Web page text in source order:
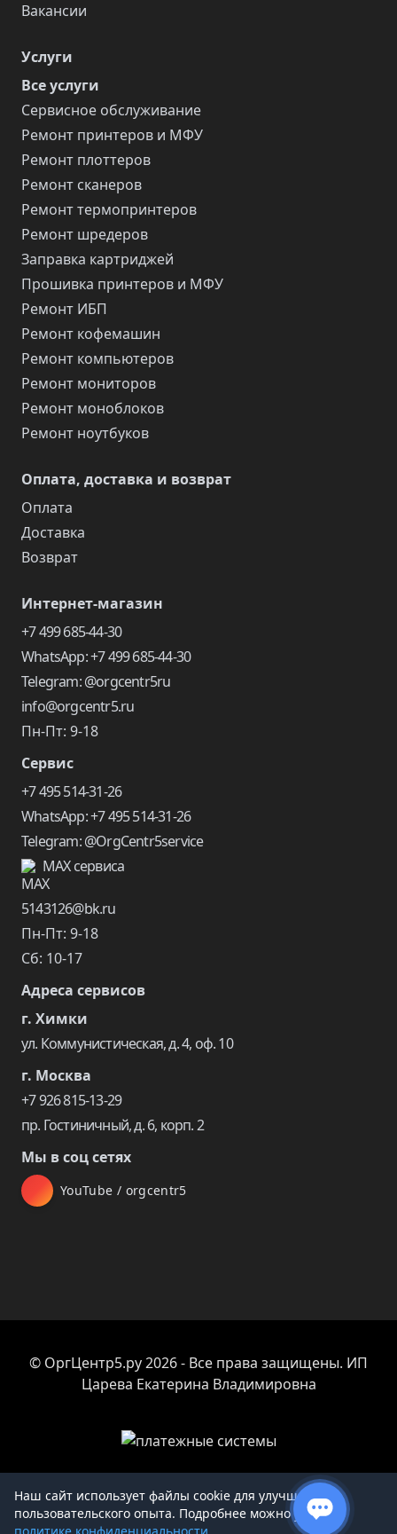
Вакансии
Услуги
Все услуги
Сервисное обслуживание
Ремонт принтеров и МФУ
Ремонт плоттеров
Ремонт сканеров
Ремонт термопринтеров
Ремонт шредеров
Заправка картриджей
Прошивка принтеров и МФУ
Ремонт ИБП
Ремонт кофемашин
Ремонт компьютеров
Ремонт мониторов
Ремонт моноблоков
Ремонт ноутбуков
Оплата, доставка и возврат
Оплата
Доставка
Возврат
Интернет-магазин
+7 499 685-44-30
WhatsApp: +7 499 685-44-30
Telegram: @orgcentr5ru
info@orgcentr5.ru
Пн-Пт: 9-18
Сервис
+7 495 514-31-26
WhatsApp: +7 495 514-31-26
Telegram: @OrgCentr5service
MAX сервиса
5143126@bk.ru
Пн-Пт: 9-18
Сб: 10-17
Адреса сервисов
г. Химки
ул. Коммунистическая, д. 4, оф. 10
г. Москва
+7 926 815-13-29
пр. Гостиничный, д. 6, корп. 2
Мы в соц сетях
YouTube / orgcentr5
© ОргЦентр5.ру 2026 - Все права защищены. ИП
Царева Екатерина Владимировна
Товар добавлен в корзину
Наш сайт использует файлы cookie для улучшения
пользовательского опыта. Подробнее можно узнать в